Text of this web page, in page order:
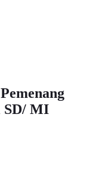
SD/ MI